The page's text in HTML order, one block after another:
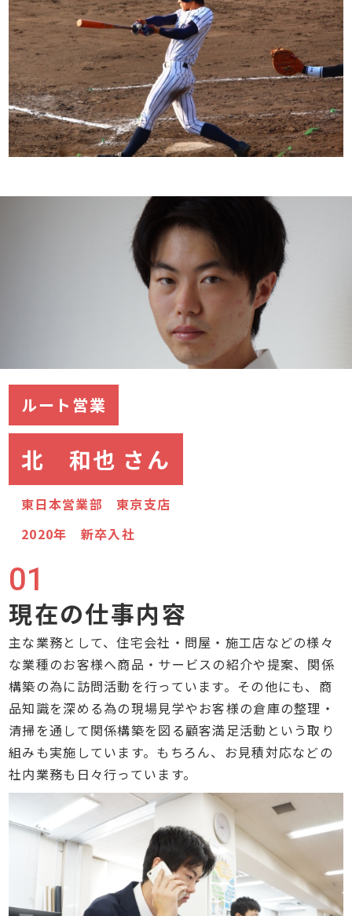
ルート営業
北 和也 さん
東日本営業部 東京支店
2020年 新卒入社
01
現在の仕事内容
主な業務として、住宅会社・問屋・施工店などの様々
な業種のお客様へ商品・サービスの紹介や提案、関係
構築の為に訪問活動を行っています。その他にも、商
品知識を深める為の現場見学やお客様の倉庫の整理・
清掃を通して関係構築を図る顧客満足活動という取り
組みも実施しています。もちろん、お見積対応などの
社内業務も日々行っています。